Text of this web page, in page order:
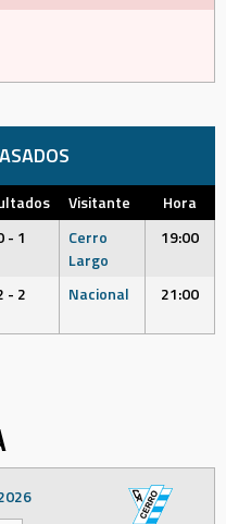
Visitante
Hora
- 1
Cerro
Largo
19:00
- 2 Nacional 21:00